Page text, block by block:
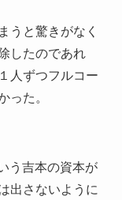
うと驚きがなく
したのであれ
人ずつフルコー
った。
う吉本の資本が
出さないように